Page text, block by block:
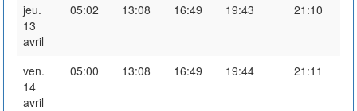
jeu.
13
avril
05:02 13:08 16:49 19:43 21:10
ven.
14
avril
05:00 13:08 16:49 19:44 21:11